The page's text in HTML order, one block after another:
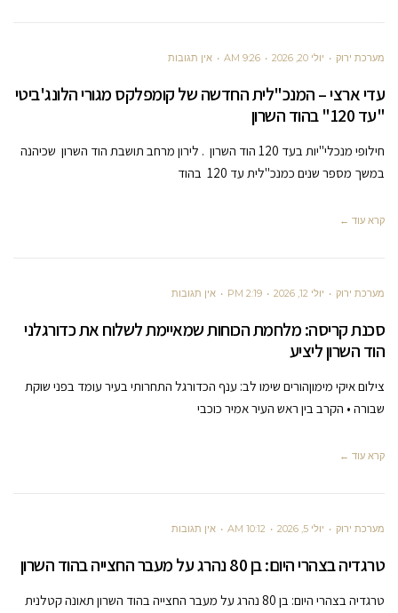
מערכת ירוק יולי 20, 2026 9:26 AM אין תגובות
עדי ארצי – המנכ"לית החדשה של קומפלקס מגורי הלונג'ביטי
"עד 120" בהוד השרון
חילופי מנכלי"יות בעד 120 הוד השרון . לירון מרחב תושבת הוד השרון שכיהנה
במשך מספר שנים כמנכ"לית עד 120 בהוד
קרא עוד ←
מערכת ירוק יולי 12, 2026 2:19 PM אין תגובות
סכנת קריסה: מלחמת הכוחות שמאיימת לשלוח את כדורגלני
הוד השרון ליציע
צילום איקי מימוןהורים שימו לב: ענף הכדורגל התחרותי בעיר עומד בפני שוקת
שבורה • הקרב בין ראש העיר אמיר כוכבי
קרא עוד ←
מערכת ירוק יולי 5, 2026 10:12 AM אין תגובות
טרגדיה בצהרי היום: בן 80 נהרג על מעבר החצייה בהוד השרון
טרגדיה בצהרי היום: בן 80 נהרג על מעבר החצייה בהוד השרון תאונה קטלנית